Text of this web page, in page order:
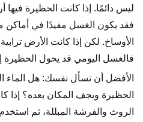
ليس دائمًا. إذا كانت الحظيرة
فقد يكون الغسل مفيدًا في أماكن
الأوساخ. لكن إذا كانت الأرض
فالغسل اليومي قد يحول
الأفضل أن تسأل نفسك: هل
الحظيرة ويجف المكان بعده؟ إذا
الروث والفرشة المبللة، ثم